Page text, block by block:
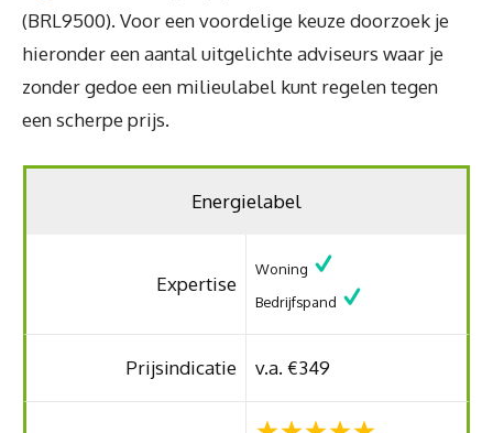
(BRL9500). Voor een voordelige keuze doorzoek je
hieronder een aantal uitgelichte adviseurs waar je
zonder gedoe een milieulabel kunt regelen tegen
een scherpe prijs.
Energielabel
Expertise
Woning
Bedrijfspand
Prijsindicatie v.a. €349